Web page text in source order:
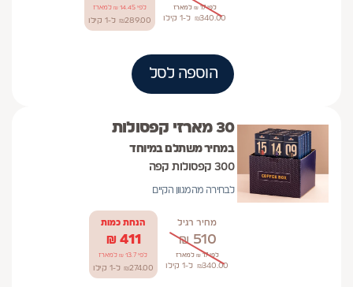
לפי 17 ₪ למארז
340.00
₪ ל-1 קילו
לפי 14.45 ₪ למארז
289.00
₪ ל-1 קילו
הוספה לסל
30 מארזי קפסולות
במחיר משתלם במיוחד
300 קפסולות קפה
לבחירה מהמגוון הקיים
מחיר רגיל
510
₪
לפי 17 ₪ למארז
340.00
₪ ל-1 קילו
הנחת כמות
411
₪
לפי 13.7 ₪ למארז
274.00
₪ ל-1 קילו